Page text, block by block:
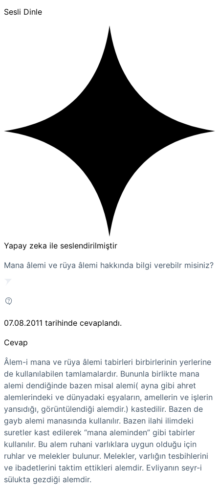
Sesli Dinle
Yapay zeka ile seslendirilmiştir
Mana âlemi ve rüya âlemi hakkında bilgi verebilr misiniz?
07.08.2011 tarihinde cevaplandı.
Cevap
Âlem-i mana ve rüya âlemi tabirleri birbirlerinin yerlerine
de kullanılabilen tamlamalardır. Bununla birlikte mana
alemi dendiğinde bazen misal alemi( ayna gibi ahret
alemlerindeki ve dünyadaki eşyaların, amellerin ve işlerin
yansıdığı, görüntülendiği alemdir.) kastedilir. Bazen de
gayb alemi manasında kullanılır. Bazen ilahi ilimdeki
suretler kast edilerek “mana aleminden” gibi tabirler
kullanılır. Bu alem ruhani varlıklara uygun olduğu için
ruhlar ve melekler bulunur. Melekler, varlığın tesbihlerini
ve ibadetlerini taktim ettikleri alemdir. Evliyanın seyr-i
sülukta gezdiği alemdir.